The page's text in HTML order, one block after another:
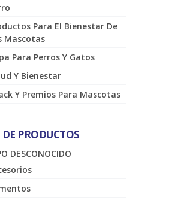
Para El Bienestar De
Mascotas
Para Perros Y Gatos
Y Bienestar
Y Premios Para Mascotas
PRODUCTOS
DESCONOCIDO